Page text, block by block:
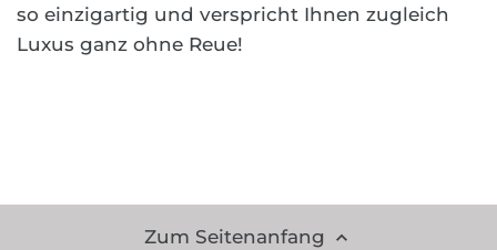
so einzigartig und verspricht Ihnen zugleich
Luxus ganz ohne Reue!
Zum Seitenanfang